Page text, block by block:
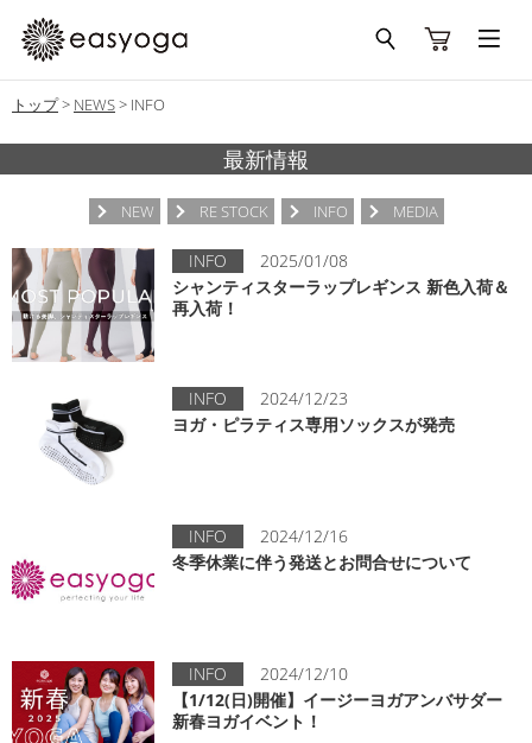
トップ> NEWS> INFO
最新情報
NEW RE STOCK INFO MEDIA
INFO
2025/01/08
シャンティスターラップレギンス 新色入荷＆
再入荷！
INFO
2024/12/23
ヨガ・ピラティス専用ソックスが発売
INFO
2024/12/16
冬季休業に伴う発送とお問合せについて
INFO
2024/12/10
【1/12(日)開催】イージーヨガアンバサダー
新春ヨガイベント！